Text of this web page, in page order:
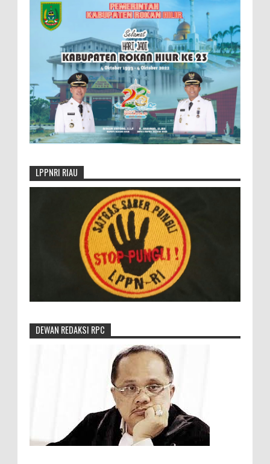
LPPNRI RIAU
DEWAN REDAKSI RPC